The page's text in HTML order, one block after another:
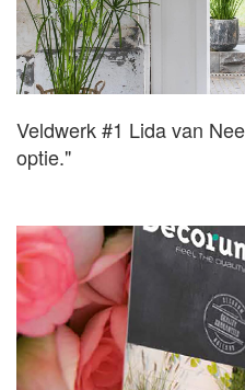
Veldwerk #1 Lida van
optie."